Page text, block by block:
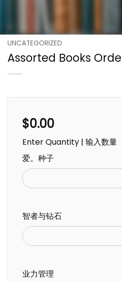
UNCATEGORIZED
Assorted Books
$0.00
Enter Quantity | 输入数量
爱。种子
智者与钻石
业力管理